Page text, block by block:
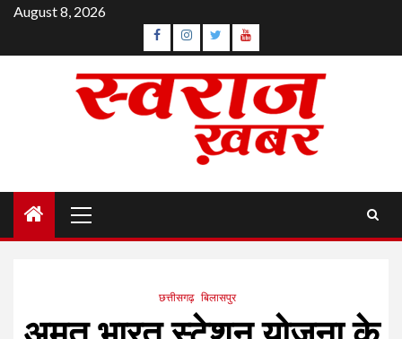
Skip
content
August 8, 2026
Facebook
Instagram
TwitterYouTube
Menu
छत्तीसगढ़ बिलासपुर